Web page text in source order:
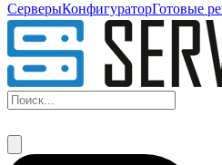
СерверыКонфигураторГотовые